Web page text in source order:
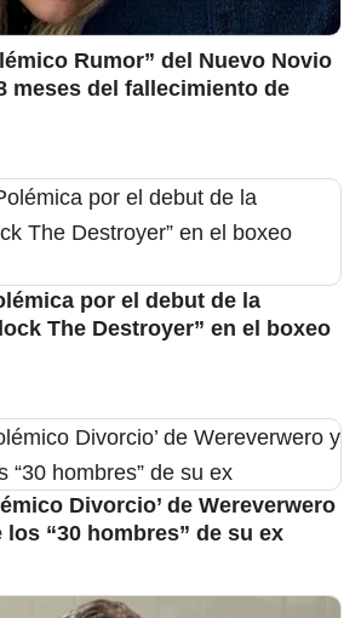
Rumor” del Nuevo Novio
meses del fallecimiento de
por el debut de la
The Destroyer” en el boxeo
Divorcio’ de Wereverwero
“30 hombres” de su ex